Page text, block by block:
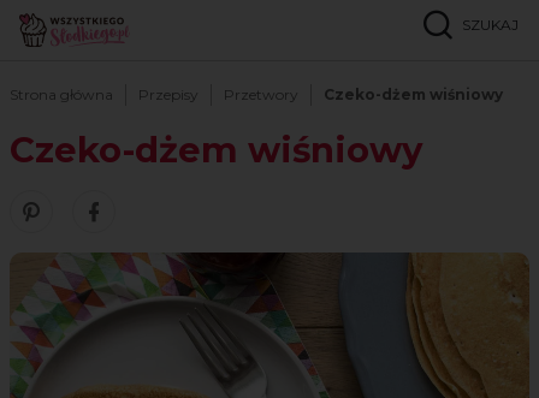
SZUKAJ
Strona główna Przepisy Przetwory Czeko-dżem wiśniowy
Czeko-dżem wiśniowy
Zobacz nasze piny w serwisie Pinterest
Udostępnij ten przepis w serwisie Facebook